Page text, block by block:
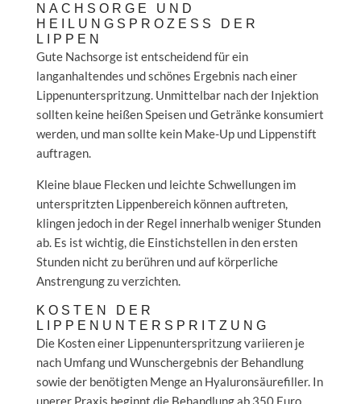
NACHSORGE UND
HEILUNGSPROZESS DER
LIPPEN
Gute Nachsorge ist entscheidend für ein
langanhaltendes und schönes Ergebnis nach einer
Lippenunterspritzung. Unmittelbar nach der Injektion
sollten keine heißen Speisen und Getränke konsumiert
werden, und man sollte kein Make-Up und Lippenstift
auftragen.
Kleine blaue Flecken und leichte Schwellungen im
unterspritzten Lippenbereich können auftreten,
klingen jedoch in der Regel innerhalb weniger Stunden
ab. Es ist wichtig, die Einstichstellen in den ersten
Stunden nicht zu berühren und auf körperliche
Anstrengung zu verzichten.
KOSTEN DER
LIPPENUNTERSPRITZUNG
Die Kosten einer Lippenunterspritzung variieren je
nach Umfang und Wunschergebnis der Behandlung
sowie der benötigten Menge an Hyaluronsäurefiller. In
unerer Praxis beginnt die Behandlung ab 350 Euro.